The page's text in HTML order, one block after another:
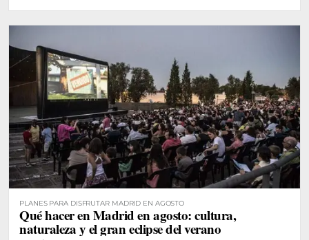
PLANES PARA DISFRUTAR MADRID EN AGOSTO
Qué hacer en Madrid en agosto: cultura,
naturaleza y el gran eclipse del verano